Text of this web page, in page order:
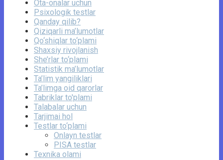
Ota-onalar uchun
Psixologik testlar
Qanday qilib?
Qiziqarli ma’lumotlar
Qo‘shiqlar to‘plami
Shaxsiy rivojlanish
She’rlar to‘plami
Statistik ma’lumotlar
Ta’lim yangiliklari
Ta’limga oid qarorlar
Tabriklar to'plami
Talabalar uchun
Tarjimai hol
Testlar to‘plami
Onlayn testlar
PISA testlar
Texnika olami